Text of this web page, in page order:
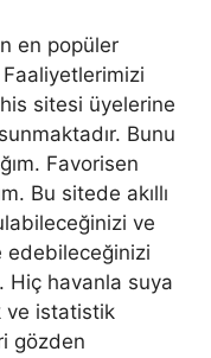
en popüler
Faaliyetlerimizi
sitesi üyelerine
Bunu
Favorisen
Bu sitede akıllı
ve
edebileceğinizi
Hiç havanla suya
ve istatistik
gözden